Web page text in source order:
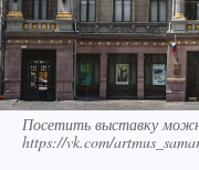
Посетить выставку
https://vk.com/